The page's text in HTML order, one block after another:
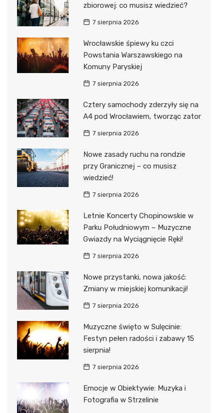
zbiorowej: co musisz wiedzieć?
7 sierpnia 2026
Wrocławskie śpiewy ku czci
Powstania Warszawskiego na
Komuny Paryskiej
7 sierpnia 2026
Cztery samochody zderzyły się na
A4 pod Wrocławiem, tworząc zator
7 sierpnia 2026
Nowe zasady ruchu na rondzie
przy Granicznej – co musisz
wiedzieć!
7 sierpnia 2026
Letnie Koncerty Chopinowskie w
Parku Południowym – Muzyczne
Gwiazdy na Wyciągnięcie Ręki!
7 sierpnia 2026
Nowe przystanki, nowa jakość:
Zmiany w miejskiej komunikacji!
7 sierpnia 2026
Muzyczne święto w Sulęcinie:
Festyn pełen radości i zabawy 15
sierpnia!
7 sierpnia 2026
Emocje w Obiektywie: Muzyka i
Fotografia w Strzelinie